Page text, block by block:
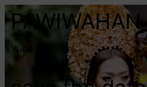
PAWIWAHAN
Yuda & Yuli